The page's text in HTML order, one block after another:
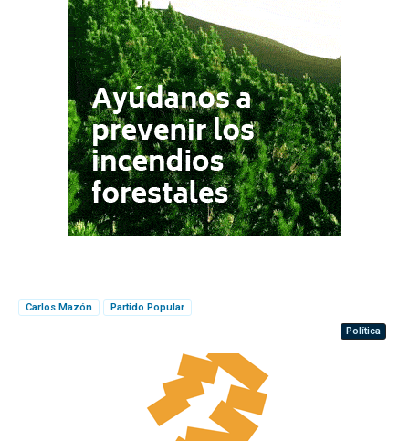
Carlos Mazón
Partido Popular
Política